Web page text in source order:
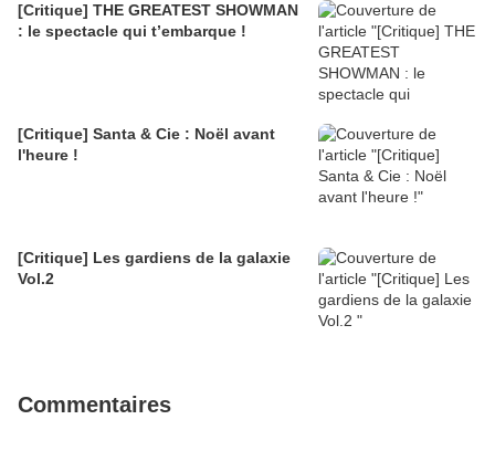
[Critique] THE GREATEST SHOWMAN
: le spectacle qui t’embarque !
[Critique] Santa & Cie : Noël avant
l'heure !
[Critique] Les gardiens de la galaxie
Vol.2
Commentaires